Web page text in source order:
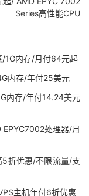
Series高性能CPU
/1G内存/月付64元起
内存/年付25美元
内存/年付14.24美元
处理器/月
折优惠/不限流量/支
主机年付6折优惠